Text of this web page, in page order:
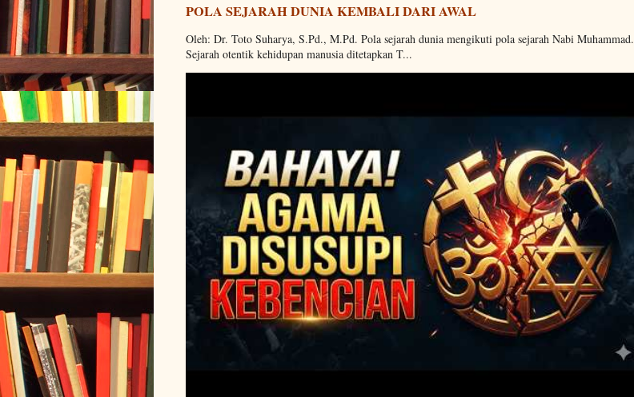
POLA SEJARAH DUNIA KEMBALI DARI AWAL
Oleh: Dr. Toto Suharya, S.Pd., M.Pd. Pola sejarah dunia mengikuti pola sejarah Nabi Muhammad.
Sejarah otentik kehidupan manusia ditetapkan T...